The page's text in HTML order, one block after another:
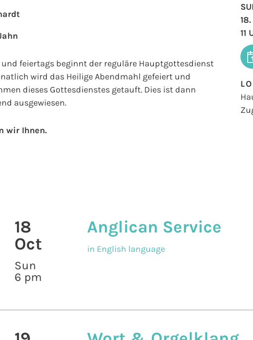
feiertags beginnt der reguläre Hauptgottesdienst
wird das Heilige Abendmahl gefeiert und
dieses Gottesdienstes getauft. Dies ist dann
ausgewiesen.
wir Ihnen.
11
18
Oct
Sun
6 pm
Anglican Service
in English language